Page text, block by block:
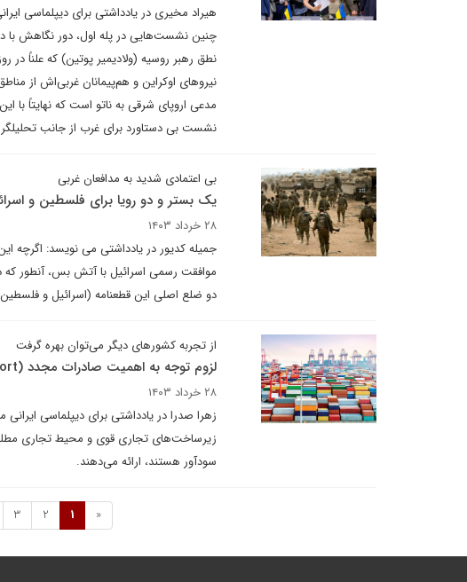
هیراد مخیری در یادداشتی برای دیپلماسی
چنین نشست‌هایی در پله اول، دور نگاهش
نطق رهبر روسیه (ولادیمیر پوتین) که علناً
نیروهای اوکراین و هم‌پیمانان غربی‌اش از
مدعی اروپای شرقی به ناتو است که نهایتاً
نشست بی دستاورد برای غرب از جانب
بی اعتمادی شدید به مدافعان غربی
یک بستر و دو رویا برای فلسطین و
۲۸ خرداد ۱۴۰۳
جمیله کدیور در یادداشتی می نویسد: اگرچه
موافقت رسمی اسرائیل با آتش بس، آنطور که
دو ضلع اصلی این قطعنامه (اسرائیل و
از تجربه کشورهای دیگر می‌توان بهره گرفت
لزوم توجه به اهمیت صادرات مجدد (Re-export)
۲۸ خرداد ۱۴۰۳
زهرا صدرا در یادداشتی برای دیپلماسی
زیرساخت‌های تجاری قوی و محیط تجاری
سودآور هستند، ارائه می‌دهند.
«
1
2
3